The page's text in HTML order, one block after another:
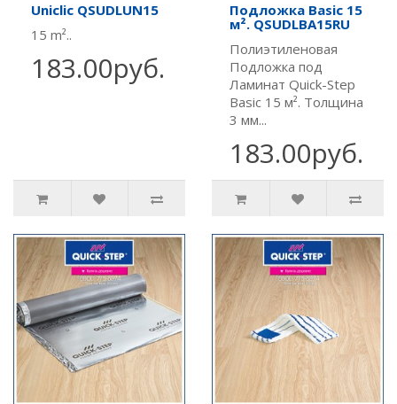
Uniclic QSUDLUN15
15 m²..
183.00руб.
Подложка Basic 15
м². QSUDLBA15RU
Полиэтиленовая
Подложка под
Ламинат Quick-Step
Basic 15 м². Толщина
3 мм...
183.00руб.